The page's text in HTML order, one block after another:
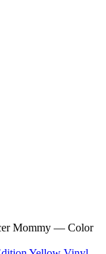
Mommy — Color